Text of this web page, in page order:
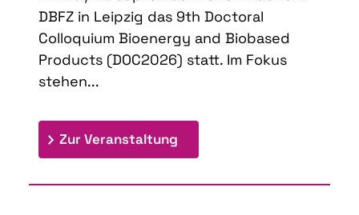
DBFZ in Leipzig das 9th Doctoral
Colloquium Bioenergy and Biobased
Products (DOC2026) statt. Im Fokus
stehen...
Zur Veranstaltung